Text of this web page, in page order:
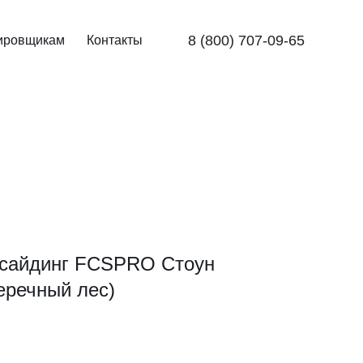
Контакты 8 (800) 707-09-65
FCSPRO Стоун
лес)